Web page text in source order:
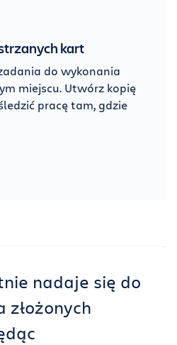
kart
do wykonania
miejscu. Utwórz kopię
pracę tam, gdzie
nadaje się do
złożonych